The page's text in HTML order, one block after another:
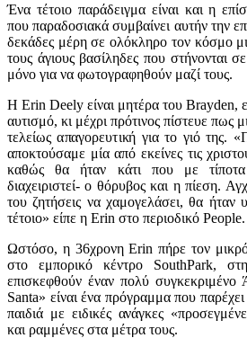
Ένα τέτοιο παράδειγμα είναι και η
που παραδοσιακά συμβαίνει αυτήν την
δεκάδες μέρη σε ολόκληρο τον κόσμο
τους άγιους βασίληδες που στήνονται
μόνο για να φωτογραφηθούν μαζί τους.
Η Erin Deely είναι μητέρα του Brayden,
αυτισμό, κι μέχρι πρότινος πίστευε πως
τελείως απαγορευτική για το γιό της.
αποκτούσαμε μία από εκείνες τις
καθώς θα ήταν κάτι που με
διαχειριστεί- ο θόρυβος και η πίεση.
του ζητήσεις να χαμογελάσει, θα ήταν
τέτοιο» είπε η Erin στο περιοδικό People.
Ωστόσο, η 36χρονη Erin πήρε τον
στο εμπορικό κέντρο SouthPark,
επισκεφθούν έναν πολύ
Santa» είναι ένα πρόγραμμα που
παιδιά με ειδικές ανάγκες
και ραμμένες στα μέτρα τους.